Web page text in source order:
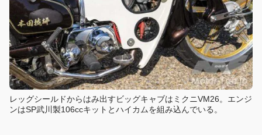
レッグシールドからはみ出すビッグキャブはミクニVM26。エンジ
ンはSP武川製106ccキットとハイカムを組み込んでいる。